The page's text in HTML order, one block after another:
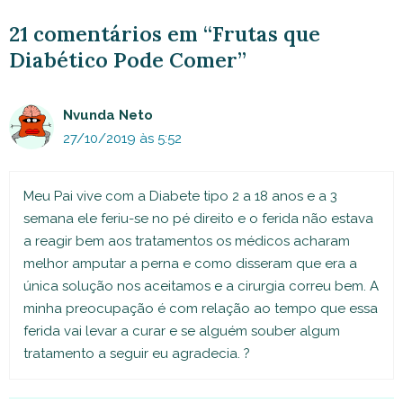
21 comentários em “Frutas que
Diabético Pode Comer”
Nvunda Neto
27/10/2019 às 5:52
Meu Pai vive com a Diabete tipo 2 a 18 anos e a 3
semana ele feriu-se no pé direito e o ferida não estava
a reagir bem aos tratamentos os médicos acharam
melhor amputar a perna e como disseram que era a
única solução nos aceitamos e a cirurgia correu bem. A
minha preocupação é com relação ao tempo que essa
ferida vai levar a curar e se alguém souber algum
tratamento a seguir eu agradecia. ?